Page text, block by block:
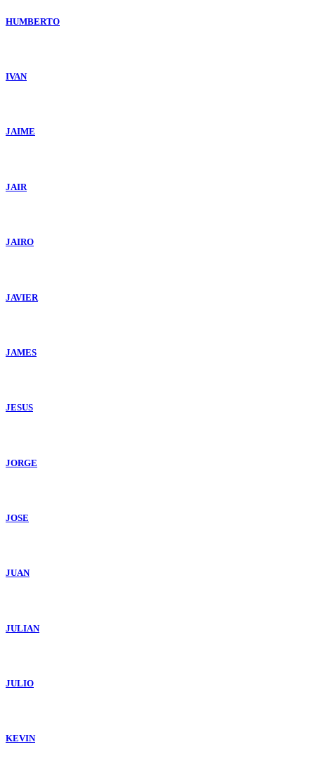
HUMBERTO
IVAN
JAIME
JAIR
JAIRO
JAVIER
JAMES
JESUS
JORGE
JOSE
JUAN
JULIAN
JULIO
KEVIN